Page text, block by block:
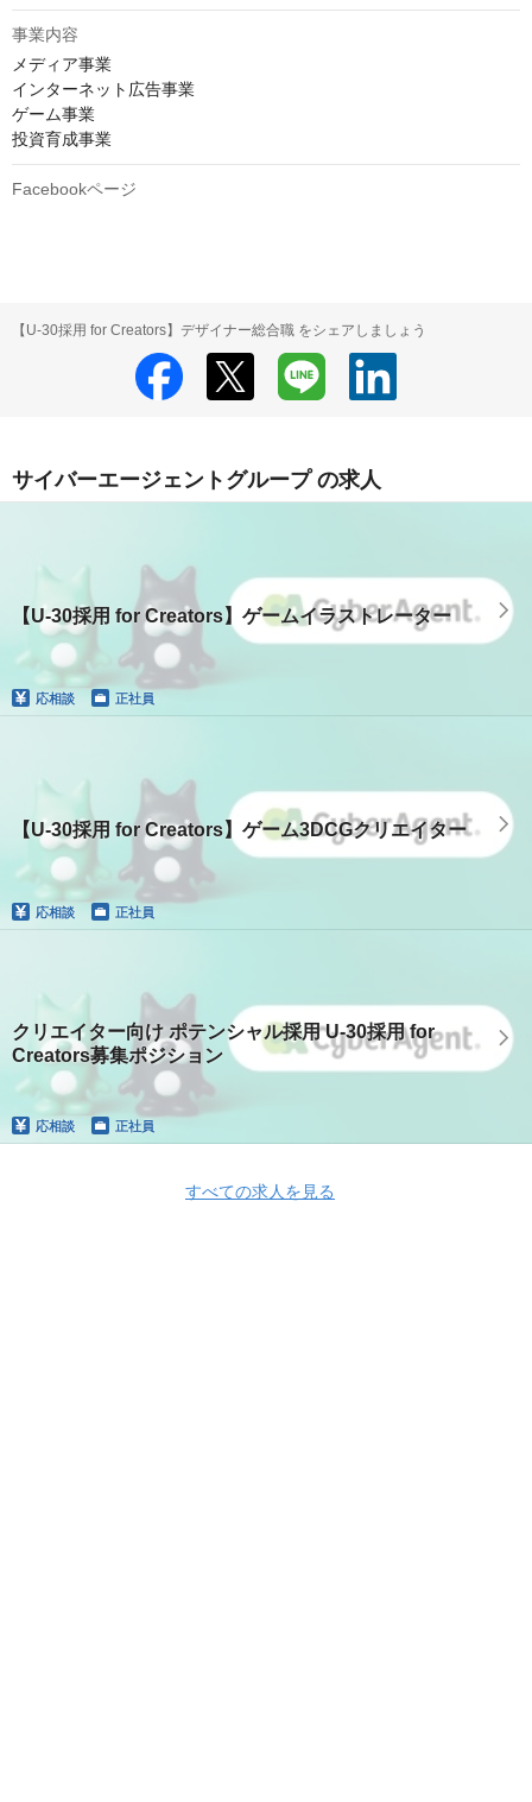
事業内容
メディア事業
インターネット広告事業
ゲーム事業
投資育成事業
Facebookページ
【U-30採用 for Creators】デザイナー総合職 をシェアしましょう
サイバーエージェントグループ の求人
【U-30採用 for Creators】ゲームイラストレーター
応相談 正社員
【U-30採用 for Creators】ゲーム3DCGクリエイター
応相談 正社員
クリエイター向け ポテンシャル採用 U-30採用 for
Creators募集ポジション
応相談 正社員
すべての求人を見る